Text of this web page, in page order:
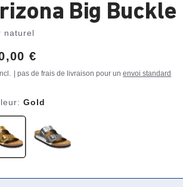
Big Buckle
naturel
€
| pas de frais de livraison pour unenvoi standard
Gold